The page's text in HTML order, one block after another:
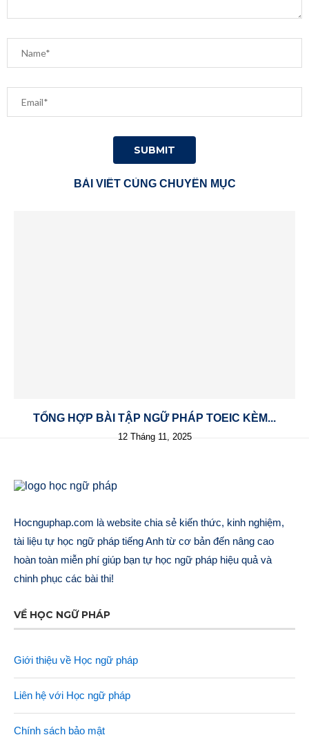
BÀI VIẾT CÙNG CHUYÊN MỤC
TỔNG HỢP BÀI TẬP NGỮ PHÁP TOEIC KÈM...
12 Tháng 11, 2025
Hocnguphap.com là website chia sẻ kiến thức, kinh nghiệm,
tài liệu tự học ngữ pháp tiếng Anh từ cơ bản đến nâng cao
hoàn toàn miễn phí giúp bạn tự học ngữ pháp hiệu quả và
chinh phục các bài thi!
VỀ HỌC NGỮ PHÁP
Giới thiệu về Học ngữ pháp
Liên hệ với Học ngữ pháp
Chính sách bảo mật